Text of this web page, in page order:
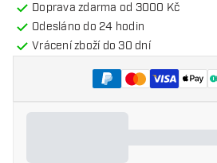
Doprava zdarma od 3000 Kč
Odesláno do 24 hodin
Vrácení zboží do 30 dní